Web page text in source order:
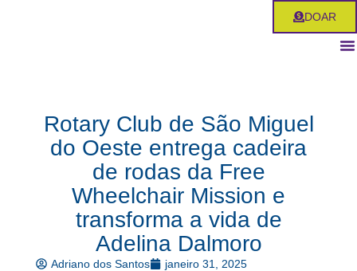
DOAR
Rotary Club de São Miguel
do Oeste entrega cadeira
de rodas da Free
Wheelchair Mission e
transforma a vida de
Adelina Dalmoro
Adriano dos Santos janeiro 31, 2025